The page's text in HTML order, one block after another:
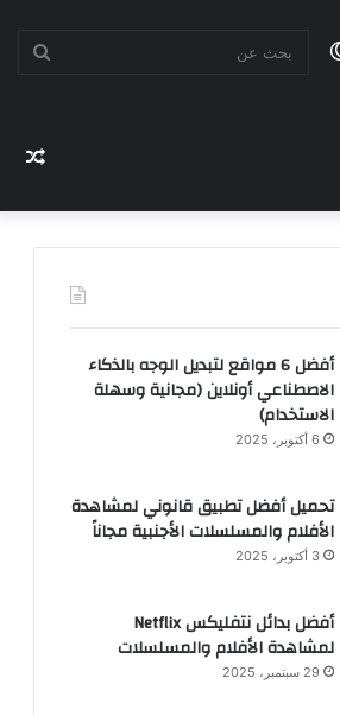
عن
الوضع
أفضل 6 مواقع لتبديل الوجه بالذكاء
الاصطناعي أونلاين (مجانية وسهلة
الاستخدام)
6 أكتوبر، 2025
تحميل أفضل تطبيق قانوني لمشاهدة
الأفلام والمسلسلات الأجنبية مجاناً
3 أكتوبر، 2025
أفضل بدائل نتفليكس Netflix
لمشاهدة الأفلام والمسلسلات
29 سبتمبر، 2025